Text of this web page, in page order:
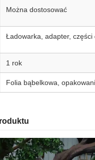
Można dostosować
Ładowarka, adapter, części
1 rok
Folia bąbelkowa,